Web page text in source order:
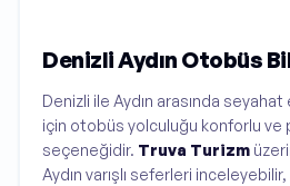
Denizli Aydın Otobüs
Denizli ile Aydın arasında
için otobüs yolculuğu konforlu ve
seçeneğidir. Truva Turizm
Aydın varışlı seferleri